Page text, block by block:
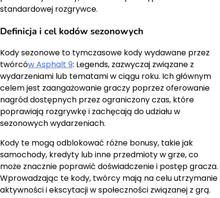
standardowej rozgrywce.
Definicja i cel kodów sezonowych
Kody sezonowe to tymczasowe kody wydawane przez
twórców Asphalt 9: Legends, zazwyczaj związane z
wydarzeniami lub tematami w ciągu roku. Ich głównym
celem jest zaangażowanie graczy poprzez oferowanie
nagród dostępnych przez ograniczony czas, które
poprawiają rozgrywkę i zachęcają do udziału w
sezonowych wydarzeniach.
Kody te mogą odblokować różne bonusy, takie jak
samochody, kredyty lub inne przedmioty w grze, co
może znacznie poprawić doświadczenie i postęp gracza.
Wprowadzając te kody, twórcy mają na celu utrzymanie
aktywności i ekscytacji w społeczności związanej z grą.